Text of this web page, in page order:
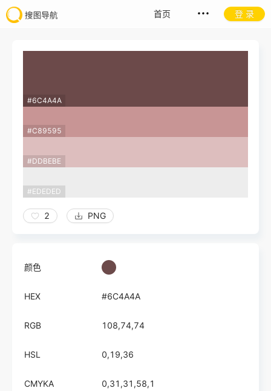
首页 登 录
#6C4A4A
#C89595
#DDBEBE
#EDEDED
2 PNG
颜色
HEX #6C4A4A
RGB 108,74,74
HSL 0,19,36
CMYKA 0,31,31,58,1